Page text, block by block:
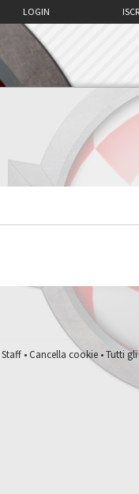
LOGIN
Staff•Cancella cookie• Tutti